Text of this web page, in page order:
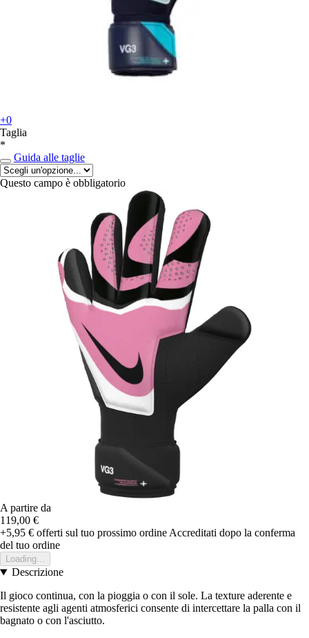
+0
Taglia
*
Guida alle taglie
Questo campo è obbligatorio
A partire da
119,00 €
+5,95 € offerti sul tuo prossimo ordine Accreditati dopo la conferma
del tuo ordine
Loading...
Descrizione
Il gioco continua, con la pioggia o con il sole. La texture aderente e
resistente agli agenti atmosferici consente di intercettare la palla con il
bagnato o con l'asciutto.